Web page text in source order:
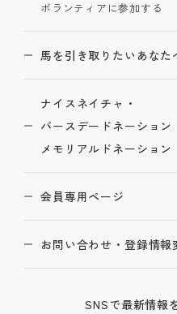
ボランティアに参加する
馬を引き取りたいあなた
ナイスネイチャ・
バースデードネーション
メモリアルドネーション
会員専用ページ
お問い合わせ・登録情報
SNSで最新情報